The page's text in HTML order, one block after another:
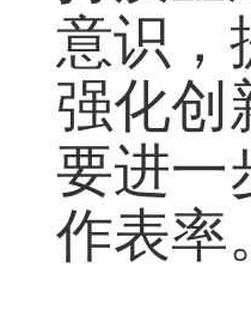
意识，
强化创
要进一
作表率